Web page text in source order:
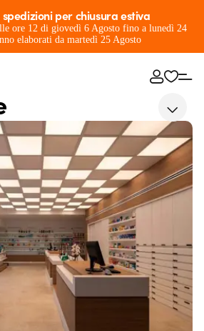
spedizioni per chiusura estiva
ore 12 di giovedì 6 Agosto fino a lunedì 24
elaborati da martedì 25 Agosto